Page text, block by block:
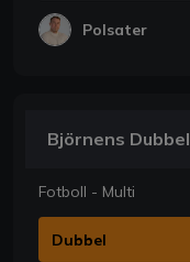
Polsater
Björnens Dubbel
Fotboll - Multi
Dubbel